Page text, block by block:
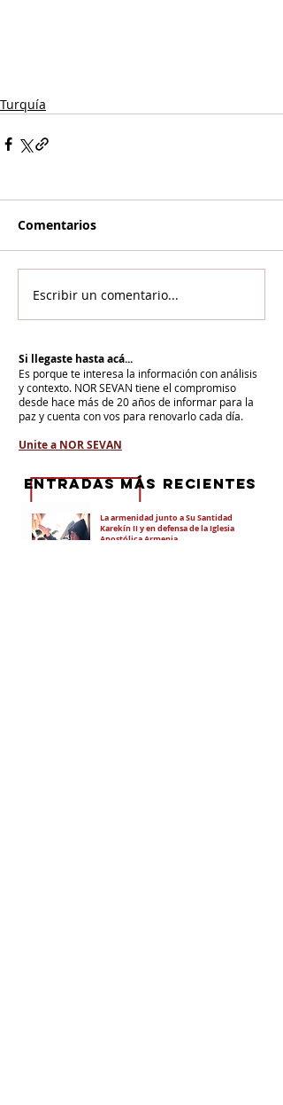
Turquía
Comentarios
Escribir un comentario...
Si llegaste hasta acá...
Es porque te interesa la información con análisis
y contexto. NOR SEVAN tiene el compromiso
desde hace más de 20 años de informar para la
paz y cuenta con vos para renovarlo cada día.
Unite a NOR SEVAN
La armenidad junto a Su Santidad
Karekín II y en defensa de la Iglesia
Apostólica Armenia
eNTRADAS MÁS RECIENTES